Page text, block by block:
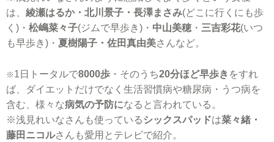
は、 綾瀬はるか・北川景子・長澤まさみ(どこに行くにも歩
く)・ 松嶋菜々子(ジムで早歩き)・ 中山美穂 ・ 三吉彩花(いつ
も早歩き)・ 夏樹陽子・佐田真由美さんなど。
※ 1日トータルで8000歩 ・そのうち20分ほど早歩き をすれ
ば、ダイエットだけでなく生活習慣病や糖尿病・うつ病を
含む、様々な病気の予防になると言われている。
※浅見れいなさんも使っている シックスパッドは菜々緒・
藤田ニコルさんも愛用とテレビで紹介。